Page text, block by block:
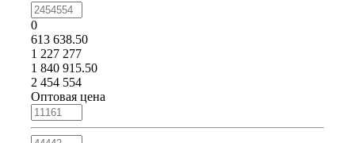
0
613 638.50
1 227 277
1 840 915.50
2 454 554
Оптовая цена